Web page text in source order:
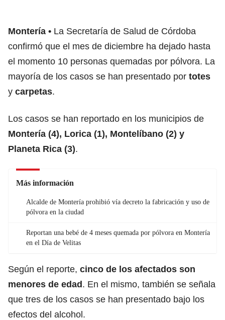
Montería
La Secretaría de Salud de Córdoba
confirmó que el mes de diciembre ha dejado hasta
el momento 10 personas quemadas por pólvora. La
mayoría de los casos se han presentado por totes
y carpetas.
Los casos se han reportado en los municipios de
Montería (4), Lorica (1), Montelíbano (2) y
Planeta Rica (3).
Más información
Alcalde de Montería prohibió vía decreto la fabricación y uso de
pólvora en la ciudad
Reportan una bebé de 4 meses quemada por pólvora en Montería
en el Día de Velitas
Según el reporte, cinco de los afectados son
menores de edad. En el mismo, también se señala
que tres de los casos se han presentado bajo los
efectos del alcohol.